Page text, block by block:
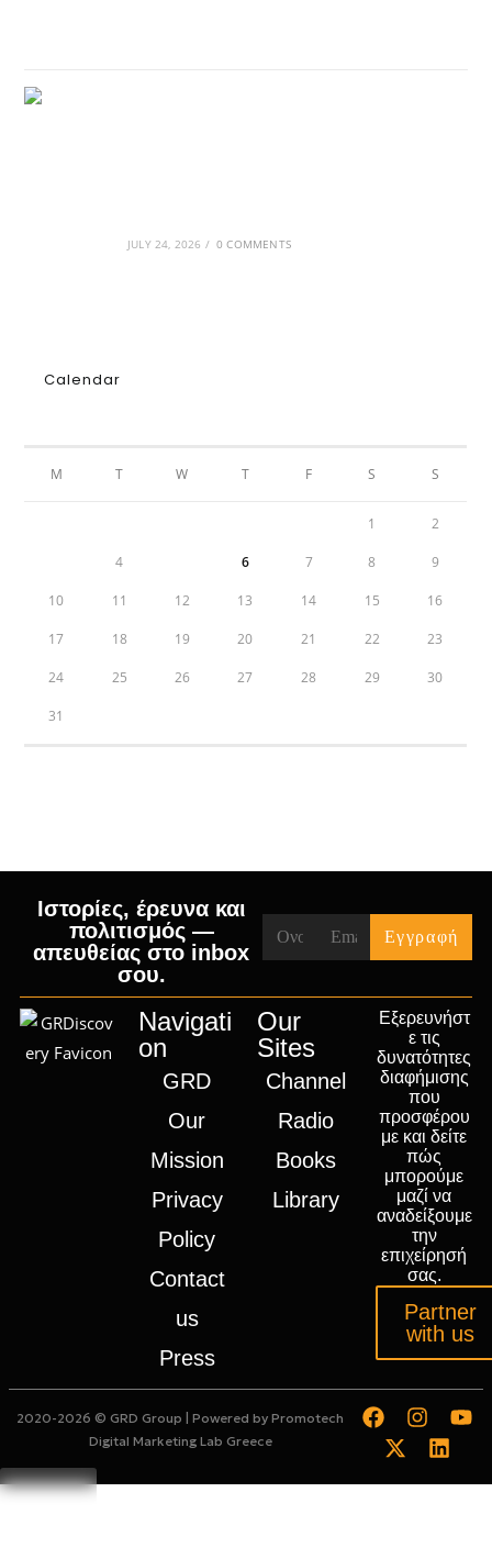
JULY 24, 2026 / 0 COMMENTS
Calendar
M T W T F S S
1 2
4 6 7 8 9
10 11 12 13 14 15 16
17 18 19 20 21 22 23
24 25 26 27 28 29 30
31
Ιστορίες, έρευνα και
πολιτισμός —
απευθείας στο inbox
σου.
Navigati
on
GRD
Our
Mission
Privacy
Policy
Contact
us
Press
Our
Sites
Channel
Radio
Books
Library
Εξερευνήστ
ε τις
δυνατότητες
διαφήμισης
που
προσφέρου
με και δείτε
πώς
μπορούμε
μαζί να
αναδείξουμε
την
επιχείρησή
σας.
Partner
with us
2020-2026 © GRD Group | Powered by Promotech
Digital Marketing Lab Greece